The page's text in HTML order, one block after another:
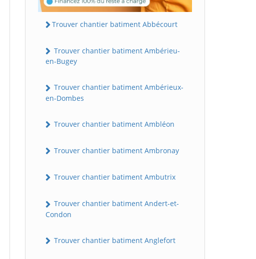
Trouver chantier batiment Abbécourt
Trouver chantier batiment Ambérieu-
en-Bugey
Trouver chantier batiment Ambérieux-
en-Dombes
Trouver chantier batiment Ambléon
Trouver chantier batiment Ambronay
Trouver chantier batiment Ambutrix
Trouver chantier batiment Andert-et-
Condon
Trouver chantier batiment Anglefort